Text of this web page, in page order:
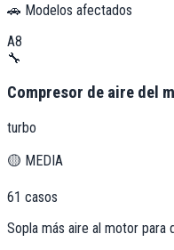
🚗 Modelos afectados
A8
🔧
Compresor de aire del
turbo
🟡 MEDIA
61 casos
Sopla más aire al motor para